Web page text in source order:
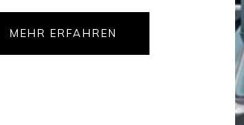
MEHR ERFAHREN